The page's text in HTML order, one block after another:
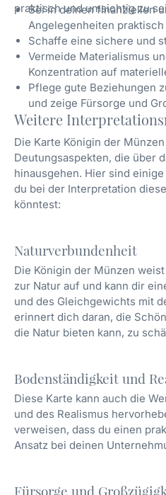
praktisch und umsichtig zu
Sei in deinen finanziellen
Angelegenheiten praktisch
Schaffe eine sichere und
Vermeide Materialismus
Konzentration auf
Pflege gute Beziehungen
und zeige Fürsorge und
Weitere
Die Karte Königin der
Deutungsaspekten, die über
hinausgehen. Hier sind
du bei der Interpretation
könntest:
Naturverbundenheit
Die Königin der Münzen
zur Natur auf und kann dir
und des Gleichgewichts mit
erinnert dich daran, die
die Natur bieten kann, zu
Bodenständigkeit und
Diese Karte kann auch die
und des Realismus
verweisen, dass du einen
Ansatz bei deinen
Fürsorge und